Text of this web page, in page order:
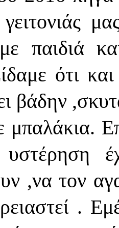
γειτονιάς
παιδιά
ότι
βάδην
μπαλάκια.
υστέρηση
,να τον
.